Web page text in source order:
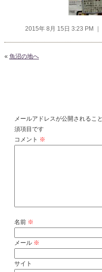
2015年 8月 15日 3:23 PM
« 魚沼の地へ
メールアドレスが公開されるこ
須項目です
コメント ※
名前 ※
メール ※
サイト